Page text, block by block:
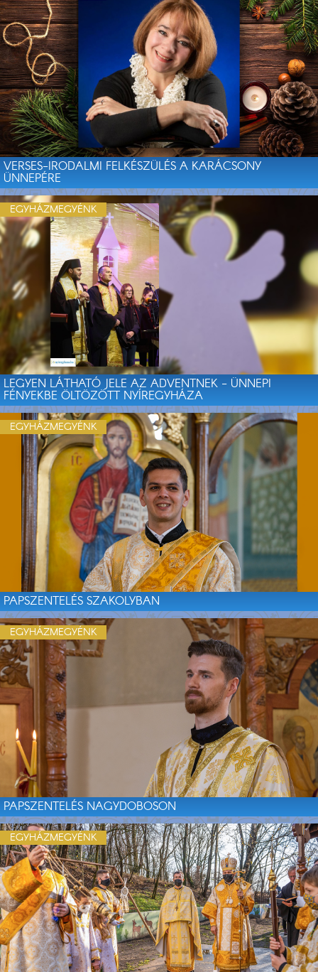
VERSES-IRODALMI FELKÉSZÜLÉS A KARÁCSONY
ÜNNEPÉRE
LEGYEN LÁTHATÓ JELE AZ ADVENTNEK - ÜNNEPI
FÉNYEKBE ÖLTÖZÖTT NYÍREGYHÁZA
EGYHÁZMEGYÉNK
PAPSZENTELÉS SZAKOLYBAN
EGYHÁZMEGYÉNK
PAPSZENTELÉS NAGYDOBOSON
EGYHÁZMEGYÉNK
EGYHÁZMEGYÉNK